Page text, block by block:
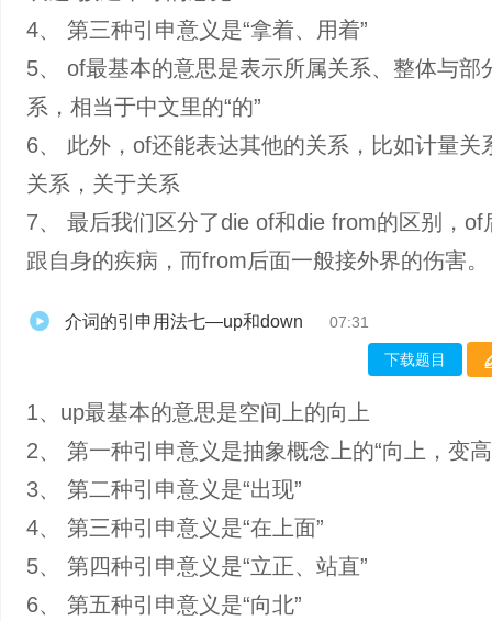
4、 第三种引申意义是“拿着、用着”
5、 of最基本的意思是表示所属关系、整体与部
系，相当于中文里的“的”
6、 此外，of还能表达其他的关系，比如计量关
关系，关于关系
7、 最后我们区分了die of和die from的区别，of
跟自身的疾病，而from后面一般接外界的伤害。
介词的引申用法七—up和down 07:31
下载题目
1、up最基本的意思是空间上的向上
2、 第一种引申意义是抽象概念上的“向上，变高
3、 第二种引申意义是“出现”
4、 第三种引申意义是“在上面”
5、 第四种引申意义是“立正、站直”
6、 第五种引申意义是“向北”